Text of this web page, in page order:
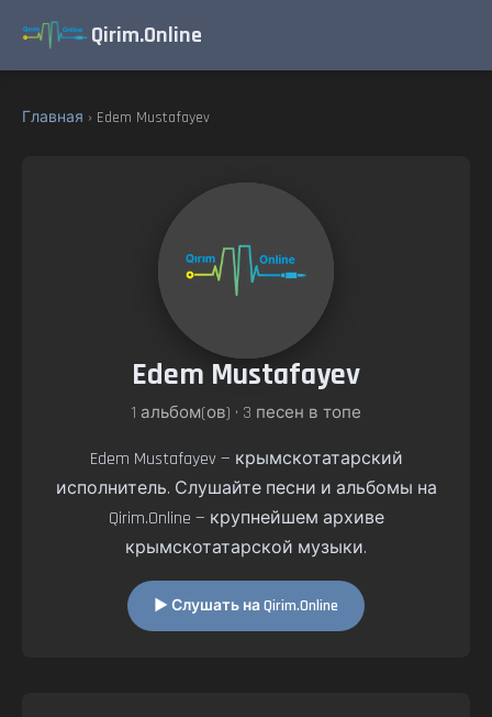
Qirim.Online
Главная › Edem Mustafayev
Edem Mustafayev
1 альбом(ов) • 3 песен в топе
Edem Mustafayev — крымскотатарский
исполнитель. Слушайте песни и альбомы на
Qirim.Online — крупнейшем архиве
крымскотатарской музыки.
▶ Слушать на Qirim.Online